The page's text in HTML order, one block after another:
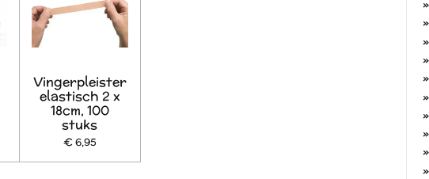
Vingerpleister
elastisch 2 x
18cm, 100
stuks
€ 6,95